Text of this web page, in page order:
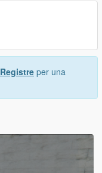
Registre per una